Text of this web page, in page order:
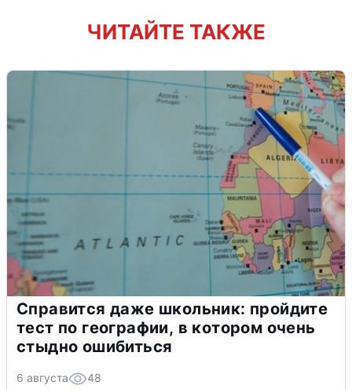
ЧИТАЙТЕ ТАКЖЕ
Справится даже школьник: пройдите
тест по географии, в котором очень
стыдно ошибиться
6 августа 48